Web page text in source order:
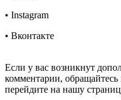
• Instagram
• Вконтакте
Если у вас возникнут
комментарии,
перейдите на нашу